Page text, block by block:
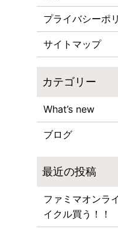
プライバシーポ
サイトマップ
What’s new
ブログ
ファミマオンラ
イクル買う！！